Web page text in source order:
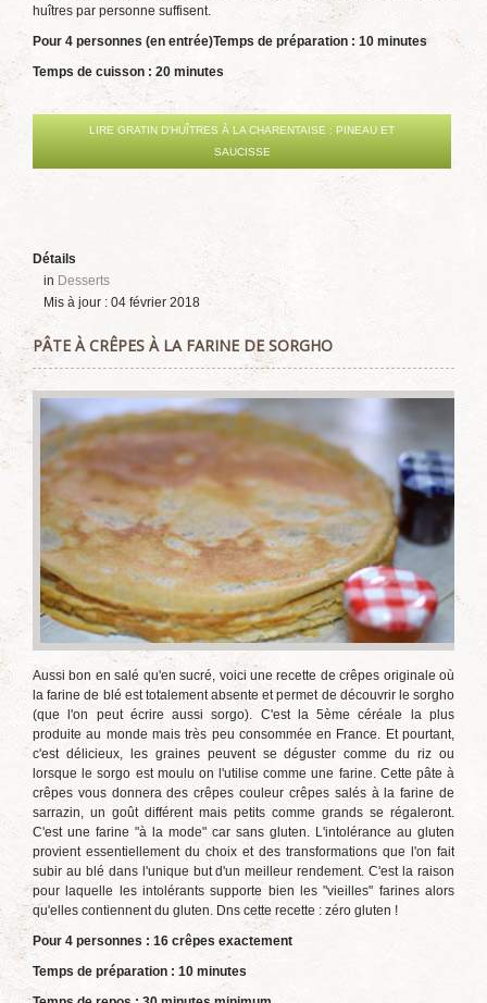
huîtres par personne suffisent.
Pour 4 personnes (en entrée)Temps de préparation : 10 minutes
Temps de cuisson : 20 minutes
LIRE GRATIN D'HUÎTRES À LA CHARENTAISE : PINEAU ET
SAUCISSE
Détails
in Desserts
Mis à jour : 04 février 2018
PÂTE À CRÊPES À LA FARINE DE SORGHO
Aussi bon en salé qu'en sucré, voici une recette de crêpes originale où
la farine de blé est totalement absente et permet de découvrir le sorgho
(que l'on peut écrire aussi sorgo). C'est la 5ème céréale la plus
produite au monde mais très peu consommée en France. Et pourtant,
c'est délicieux, les graines peuvent se déguster comme du riz ou
lorsque le sorgo est moulu on l'utilise comme une farine. Cette pâte à
crêpes vous donnera des crêpes couleur crêpes salés à la farine de
sarrazin, un goût différent mais petits comme grands se régaleront.
C'est une farine "à la mode" car sans gluten. L'intolérance au gluten
provient essentiellement du choix et des transformations que l'on fait
subir au blé dans l'unique but d'un meilleur rendement. C'est la raison
pour laquelle les intolérants supporte bien les "vieilles" farines alors
qu'elles contiennent du gluten. Dns cette recette : zéro gluten !
Pour 4 personnes : 16 crêpes exactement
Temps de préparation : 10 minutes